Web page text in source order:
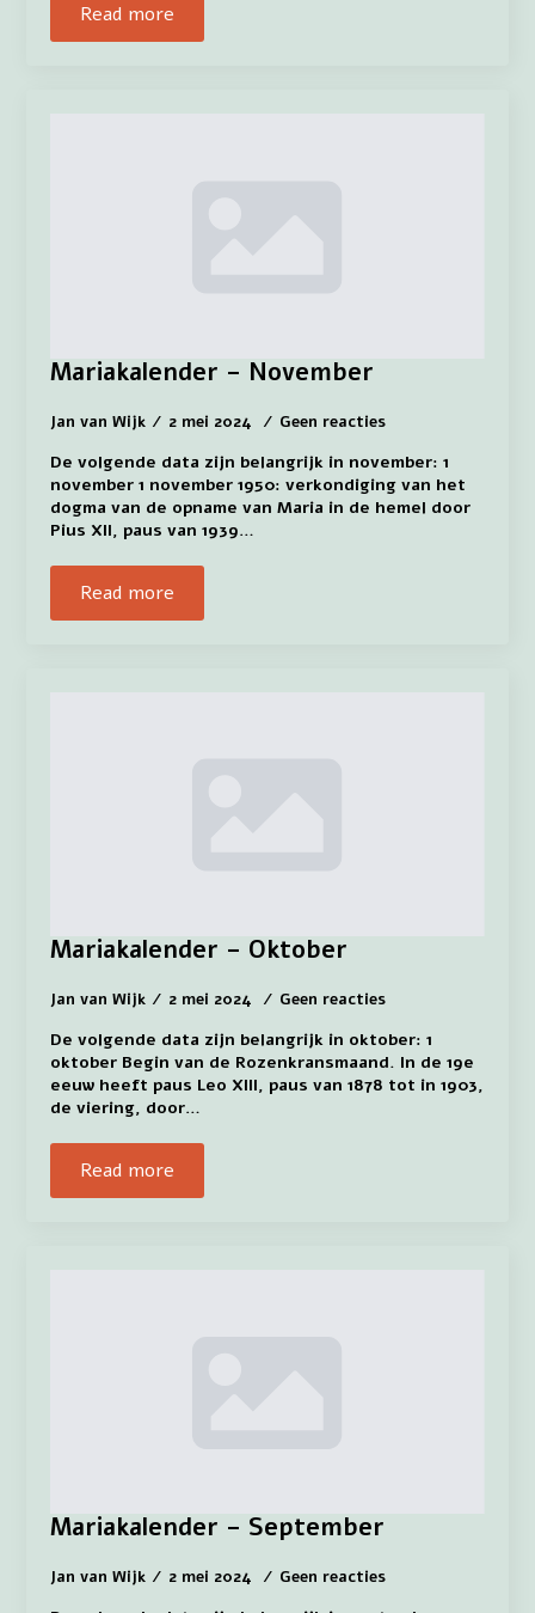
Read more
Mariakalender – November
Jan van Wijk 2 mei 2024 Geen reacties
De volgende data zijn belangrijk in november: 1
november 1 november 1950: verkondiging van het
dogma van de opname van Maria in de hemel door
Pius XII, paus van 1939…
Read more
Mariakalender – Oktober
Jan van Wijk 2 mei 2024 Geen reacties
De volgende data zijn belangrijk in oktober: 1
oktober Begin van de Rozenkransmaand. In de 19e
eeuw heeft paus Leo XIII, paus van 1878 tot in 1903,
de viering, door…
Read more
Mariakalender – September
Jan van Wijk 2 mei 2024 Geen reacties